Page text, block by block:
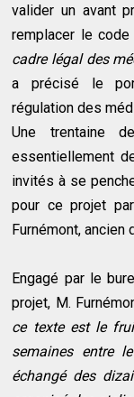
valider un avant
remplacer le code
cadre légal des
a précisé le
régulation des
Une trentaine
essentiellement
invités à se
pour ce projet
Furnémont, ancien
Engagé par le
projet, M.
ce texte est le
semaines entre
échangé des